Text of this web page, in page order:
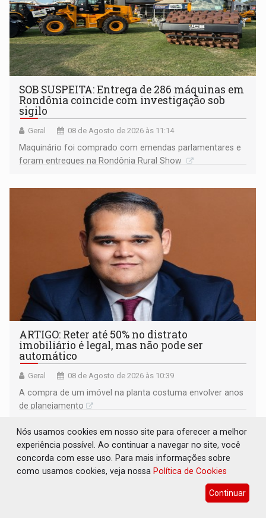
SOB SUSPEITA: Entrega de 286 máquinas em
Rondônia coincide com investigação sob
sigilo
Geral 08 de Agosto de 2026 às 11:14
Maquinário foi comprado com emendas parlamentares e
foram entregues na Rondônia Rural Show
ARTIGO: Reter até 50% no distrato
imobiliário é legal, mas não pode ser
automático
Geral 08 de Agosto de 2026 às 10:39
A compra de um imóvel na planta costuma envolver anos
de planejamento
Nós usamos cookies em nosso site para oferecer a melhor
experiência possível. Ao continuar a navegar no site, você
concorda com esse uso. Para mais informações sobre
como usamos cookies, veja nossa Política de Cookies
Continuar